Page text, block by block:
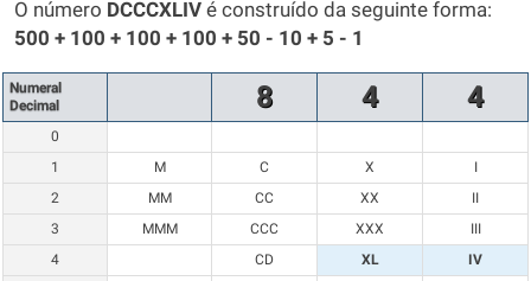
O número DCCCXLIV é construído da seguinte forma:
500 + 100 + 100 + 100 + 50 - 10 + 5 - 1
Numeral
Decimal
8 4 4
0
1
M C X
I
2
MM CC XX
II
3
MMM CCC XXX
III
4
CD XL
IV